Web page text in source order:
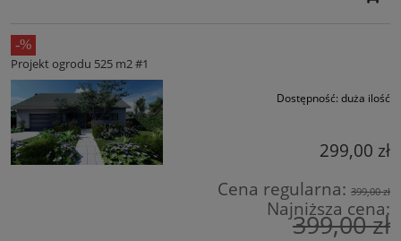
Projekt ogrodu 525 m2 #1
Dostępność: duża ilość
299,00 zł
Cena regularna: 399,00 zł
Najniższa cena:
399,00 zł